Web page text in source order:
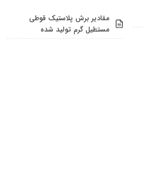
مقادیر برش پلاستیک قوطی
مستطیل گرم تولید شده